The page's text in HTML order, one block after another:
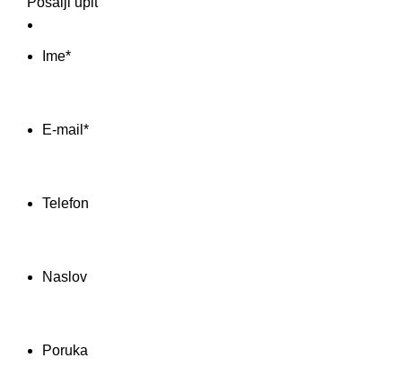
Ime*
E-mail *
Telefon
Naslov
Poruka